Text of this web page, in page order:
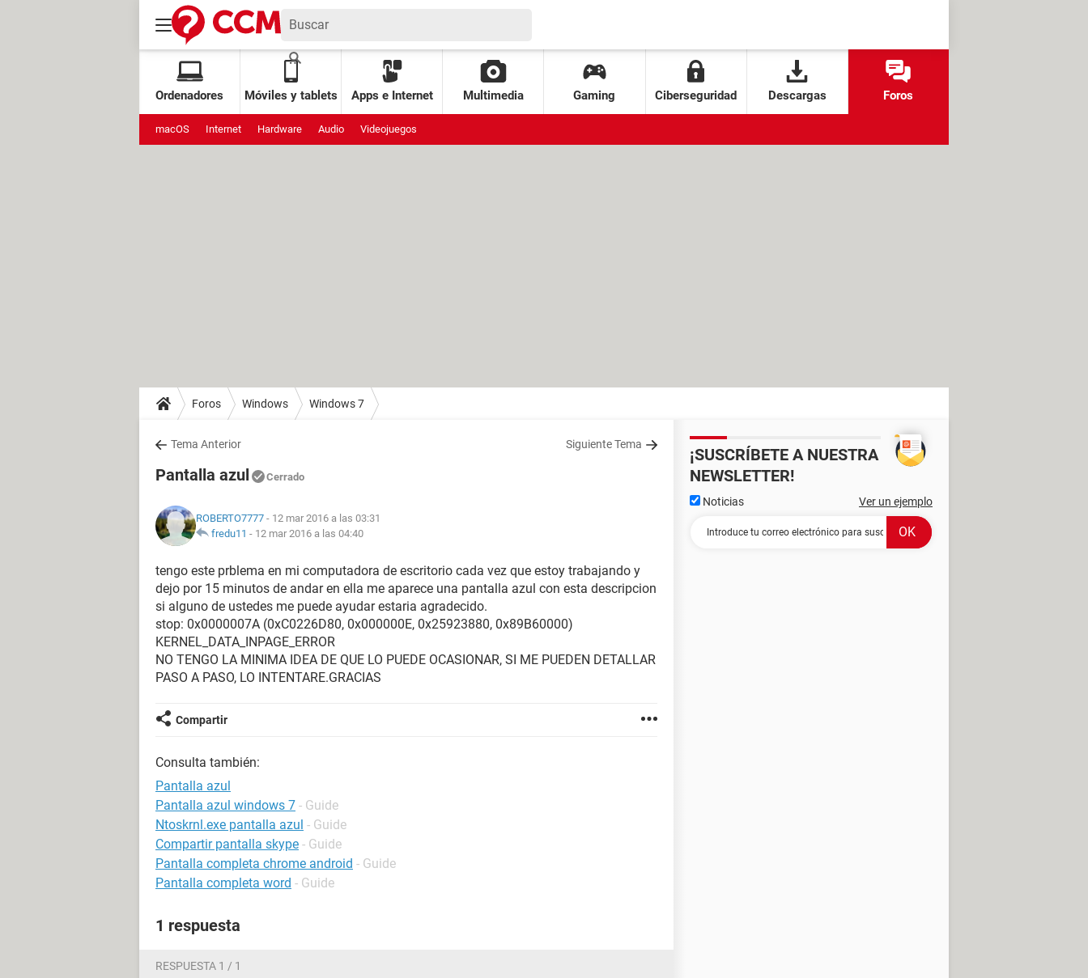
Ordenadores Móviles y tablets Apps e Internet Multimedia Gaming Ciberseguridad Descargas Foros
macOS Internet Hardware Audio Videojuegos
Foros Windows Windows 7
Tema Anterior Siguiente Tema
Pantalla azul Cerrado
ROBERTO7777 - 12 mar 2016 a las 03:31
fredu11 - 12 mar 2016 a las 04:40
tengo este prblema en mi computadora de escritorio cada vez que estoy trabajando y
dejo por 15 minutos de andar en ella me aparece una pantalla azul con esta descripcion
si alguno de ustedes me puede ayudar estaria agradecido.
stop: 0x0000007A (0xC0226D80, 0x000000E, 0x25923880, 0x89B60000)
KERNEL_DATA_INPAGE_ERROR
NO TENGO LA MINIMA IDEA DE QUE LO PUEDE OCASIONAR, SI ME PUEDEN DETALLAR
PASO A PASO, LO INTENTARE.GRACIAS
Compartir
Consulta también:
Pantalla azul
Pantalla azul windows 7 - Guide
Ntoskrnl.exe pantalla azul - Guide
Compartir pantalla skype - Guide
Pantalla completa chrome android - Guide
Pantalla completa word - Guide
1 respuesta
RESPUESTA 1 / 1
¡SUSCRÍBETE A NUESTRA
NEWSLETTER!
Noticias Ver un ejemplo